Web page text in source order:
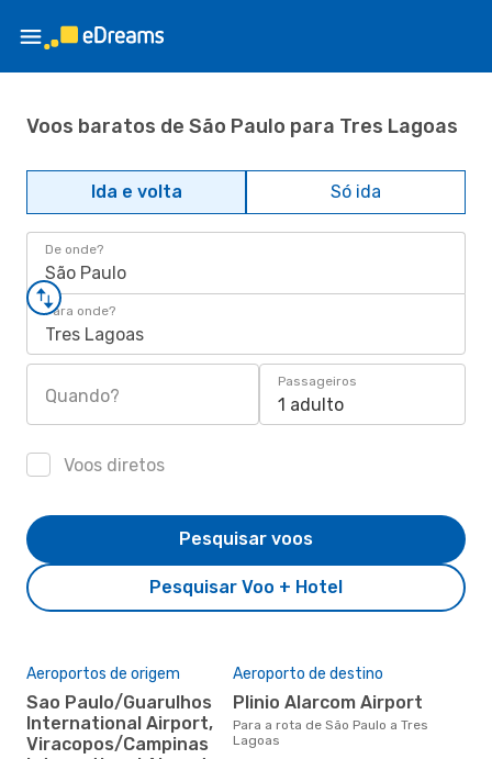
Voos baratos de São Paulo para Tres Lagoas
Ida e volta Só ida
De onde?
São Paulo
Para onde?
Tres Lagoas
Quando?
Passageiros
1 adulto
Voos diretos
Pesquisar Voo + Hotel
Pesquisar voos
Aeroportos de origem
Sao Paulo/Guarulhos
International Airport,
Viracopos/Campinas
Aeroporto de destino
Plinio Alarcom Airport
Para a rota de São Paulo a Tres
Lagoas